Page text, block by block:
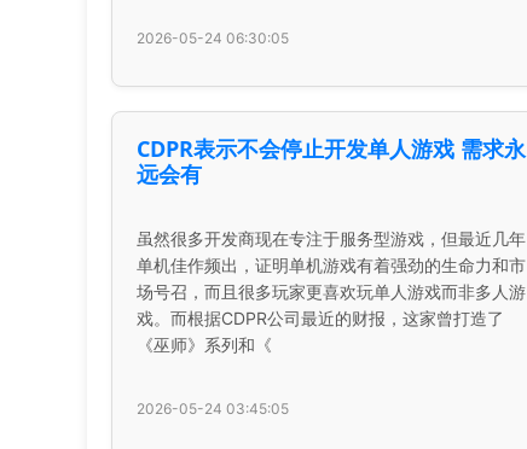
2026-05-24 06:30:05
CDPR表示不会停止开发单人游戏 需求永
远会有
虽然很多开发商现在专注于服务型游戏，但最近几年
单机佳作频出，证明单机游戏有着强劲的生命力和市
场号召，而且很多玩家更喜欢玩单人游戏而非多人游
戏。而根据CDPR公司最近的财报，这家曾打造了
《巫师》系列和《
2026-05-24 03:45:05